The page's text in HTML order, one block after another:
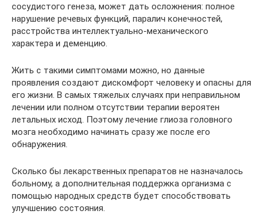
сосудистого генеза, может дать осложнения: полное
нарушение речевых функций, паралич конечностей,
расстройства интеллектуально-механического
характера и деменцию.
Жить с такими симптомами можно, но данные
проявления создают дискомфорт человеку и опасны для
его жизни. В самых тяжелых случаях при неправильном
лечении или полном отсутствии терапии вероятен
летальных исход. Поэтому лечение глиоза головного
мозга необходимо начинать сразу же после его
обнаружения.
Сколько бы лекарственных препаратов не назначалось
больному, а дополнительная поддержка организма с
помощью народных средств будет способствовать
улучшению состояния.